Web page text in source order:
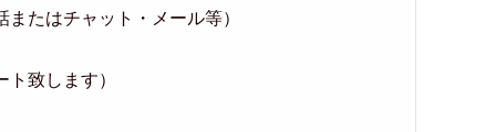
たはチャット・メール等）
致します）